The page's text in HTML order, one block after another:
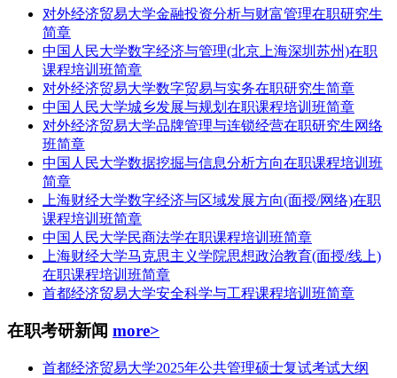
对外经济贸易大学金融投资分析与财富管理在职研究生
简章
中国人民大学数字经济与管理(北京上海深圳苏州)在职
课程培训班简章
对外经济贸易大学数字贸易与实务在职研究生简章
中国人民大学城乡发展与规划在职课程培训班简章
对外经济贸易大学品牌管理与连锁经营在职研究生网络
班简章
中国人民大学数据挖掘与信息分析方向在职课程培训班
简章
上海财经大学数字经济与区域发展方向(面授/网络)在职
课程培训班简章
中国人民大学民商法学在职课程培训班简章
上海财经大学马克思主义学院思想政治教育(面授/线上)
在职课程培训班简章
首都经济贸易大学安全科学与工程课程培训班简章
在职考研新闻 more>
首都经济贸易大学2025年公共管理硕士复试考试大纲